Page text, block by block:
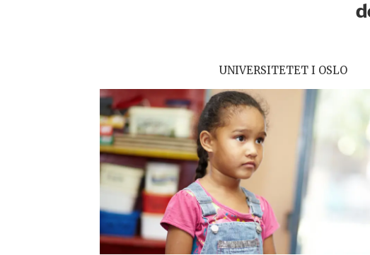
UNIVERSITETET I OSLO